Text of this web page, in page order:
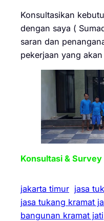
Konsultasikan
dengan saya (
saran dan
pekerjaan yang
Konsultasi &
jakarta timur jasa
jasa tukang kramat
bangunan kramat jati